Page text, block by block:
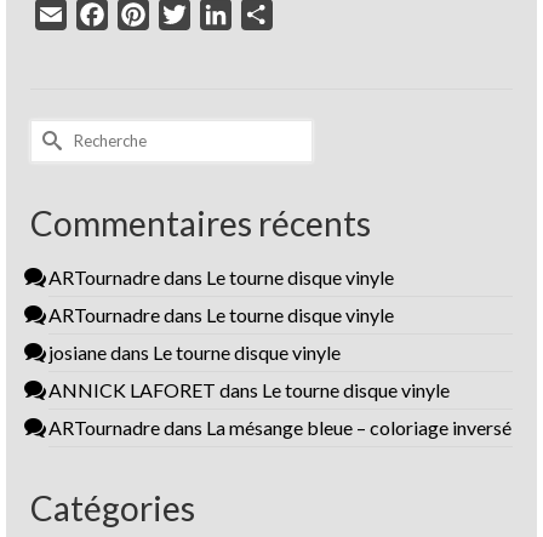
Email FacebookPinterestTwitterLinkedIn
Rechercher :
Commentaires récents
ARTournadredans Le tourne disque vinyle
ARTournadredans Le tourne disque vinyle
josianedans Le tourne disque vinyle
ANNICK LAFORET dans Le tourne disque vinyle
ARTournadredans La mésange bleue – coloriage inversé
Catégories